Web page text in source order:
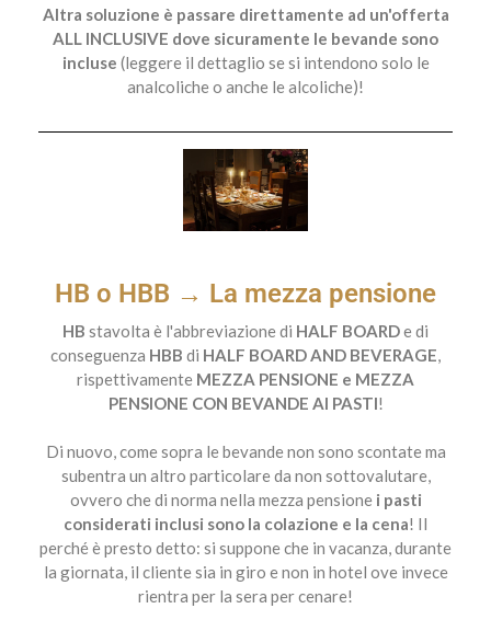
Altra soluzione è passare direttamente ad un'offerta
ALL INCLUSIVE dove sicuramente le bevande sono
incluse (leggere il dettaglio se si intendono solo le
analcoliche o anche le alcoliche)!
HB o HBB → La mezza pensione
HB stavolta è l'abbreviazione di HALF BOARDe di
conseguenza HBB di HALF BOARD AND BEVERAGE,
rispettivamente MEZZA PENSIONE e MEZZA
PENSIONE CON BEVANDE AI PASTI!
Di nuovo, come sopra le bevande non sono scontate ma
subentra un altro particolare da non sottovalutare,
ovvero che di norma nella mezza pensione i pasti
considerati inclusi sono la colazione e la cena! Il
perché è presto detto: si suppone che in vacanza, durante
la giornata, il cliente sia in giro e non in hotel ove invece
rientra per la sera per cenare!